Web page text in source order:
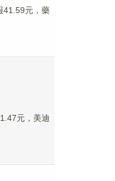
41.59元，藥
元，美迪